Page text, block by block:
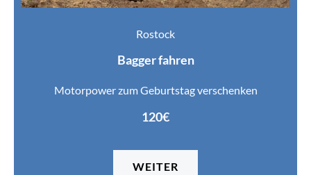
Rostock
Bagger fahren
Motorpower zum Geburtstag verschenken
120€
WEITER